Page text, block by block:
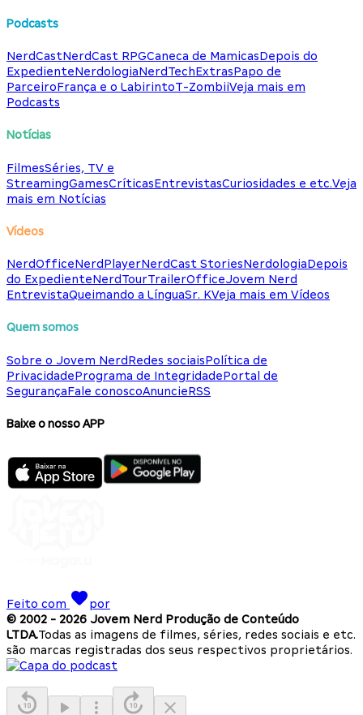
Podcasts
NerdCastNerdCast RPGCaneca de MamicasDepois do
ExpedienteNerdologiaNerdTechExtrasPapo de
ParceiroFrança e o LabirintoT-ZombiiVeja mais em
Podcasts
Notícias
FilmesSéries, TV e
StreamingGamesCríticasEntrevistasCuriosidades e etc.Veja
mais em Notícias
Vídeos
NerdOfficeNerdPlayerNerdCast StoriesNerdologiaDepois
do ExpedienteNerdTourTrailerOfficeJovem Nerd
EntrevistaQueimando a LínguaSr. KVeja mais em Vídeos
Quem somos
Sobre o Jovem NerdRedes sociaisPolítica de
PrivacidadePrograma de IntegridadePortal de
SegurançaFale conoscoAnuncieRSS
Baixe o nosso APP
Feito com
por
© 2002 - 2026 Jovem Nerd Produção de Conteúdo
LTDA.Todas as imagens de filmes, séries, redes sociais e etc.
são marcas registradas dos seus respectivos proprietários.